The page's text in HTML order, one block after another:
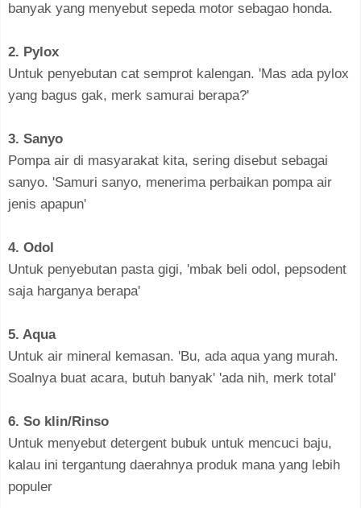
banyak yang menyebut sepeda motor sebagao honda.
2. Pylox
Untuk penyebutan cat semprot kalengan. 'Mas ada pylox
yang bagus gak, merk samurai berapa?'
3. Sanyo
Pompa air di masyarakat kita, sering disebut sebagai
sanyo. 'Samuri sanyo, menerima perbaikan pompa air
jenis apapun'
4. Odol
Untuk penyebutan pasta gigi, 'mbak beli odol, pepsodent
saja harganya berapa'
5. Aqua
Untuk air mineral kemasan. 'Bu, ada aqua yang murah.
Soalnya buat acara, butuh banyak' 'ada nih, merk total'
6. So klin/Rinso
Untuk menyebut detergent bubuk untuk mencuci baju,
kalau ini tergantung daerahnya produk mana yang lebih
populer